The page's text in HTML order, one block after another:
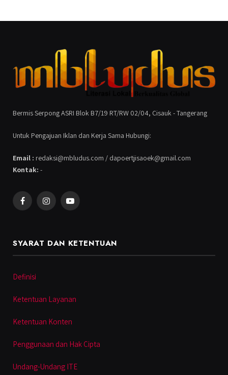
Bermis Serpong ASRI Blok B7/19 RT/RW 02/04, Cisauk - Tangerang
Untuk Pengajuan Iklan dan Kerja Sama Hubungi:
Email : redaksi@mbludus.com / dapoertjisaoek@gmail.com
Kontak: -
FacebookInstagramYouTube
SYARAT DAN KETENTUAN
Definisi
Ketentuan Layanan
Ketentuan Konten
Penggunaan dan Hak Cipta
Undang-Undang ITE